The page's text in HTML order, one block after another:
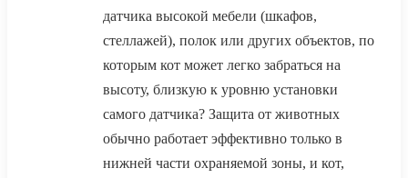
датчика высокой мебели (шкафов,
стеллажей), полок или других объектов, по
которым кот может легко забраться на
высоту, близкую к уровню установки
самого датчика? Защита от животных
обычно работает эффективно только в
нижней части охраняемой зоны, и кот,